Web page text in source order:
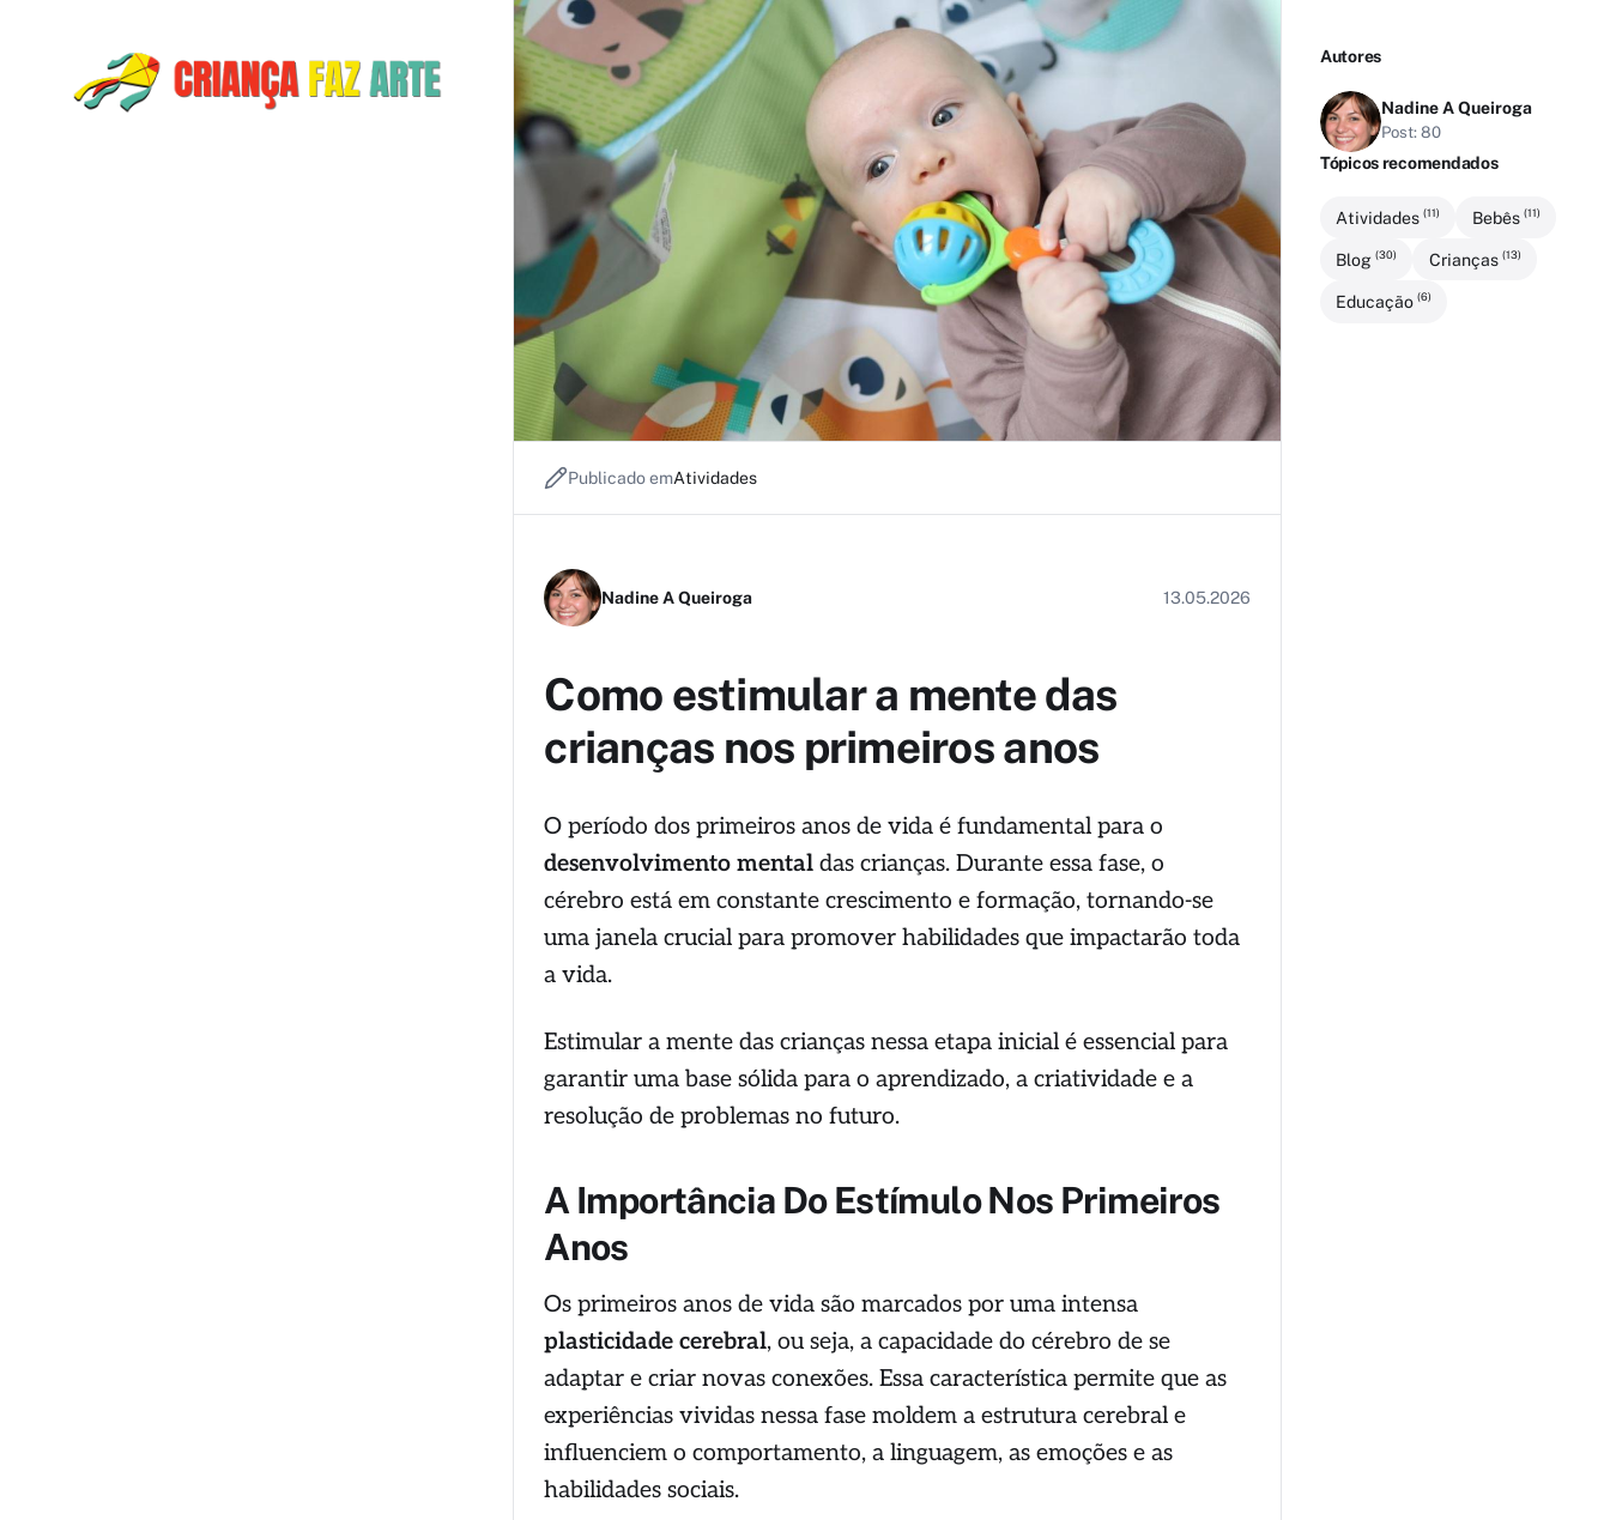
Publicado emAtividades
Nadine A Queiroga 13.05.2026
Como estimular a mente das
crianças nos primeiros anos
O período dos primeiros anos de vida é fundamental para o
desenvolvimento mental das crianças. Durante essa fase, o
cérebro está em constante crescimento e formação, tornando-se
uma janela crucial para promover habilidades que impactarão toda
a vida.
Estimular a mente das crianças nessa etapa inicial é essencial para
garantir uma base sólida para o aprendizado, a criatividade e a
resolução de problemas no futuro.
A Importância Do Estímulo Nos Primeiros
Anos
Os primeiros anos de vida são marcados por uma intensa
plasticidade cerebral, ou seja, a capacidade do cérebro de se
adaptar e criar novas conexões. Essa característica permite que as
experiências vividas nessa fase moldem a estrutura cerebral e
influenciem o comportamento, a linguagem, as emoções e as
habilidades sociais.
Autores
Nadine A Queiroga
Post: 80
Tópicos recomendados
Atividades(11) Bebês (11)
Blog(30) Crianças (13)
Educação(6)